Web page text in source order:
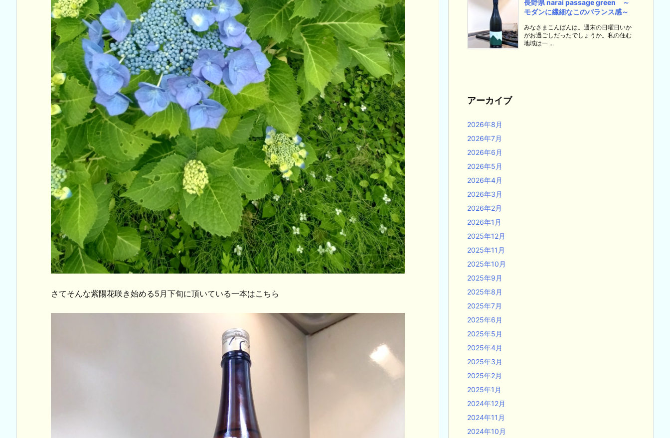
さてそんな紫陽花咲き始める5月下旬に頂いている一本はこちら
長野県 narai passage green ～
モダンに繊細なこのバランス感～
みなさまこんばんは。週末の日曜日いか
がお過ごしだったでしょうか。私の住む
地域は一 ...
アーカイブ
2026年8月
2026年7月
2026年6月
2026年5月
2026年4月
2026年3月
2026年2月
2026年1月
2025年12月
2025年11月
2025年10月
2025年9月
2025年8月
2025年7月
2025年6月
2025年5月
2025年4月
2025年3月
2025年2月
2025年1月
2024年12月
2024年11月
2024年10月